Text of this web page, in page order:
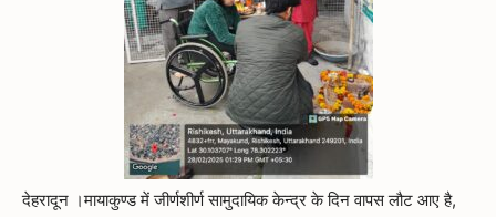
देहरादून ।मायाकुण्ड में जीर्णशीर्ण सामुदायिक केन्द्र के दिन वापस लौट आए है,